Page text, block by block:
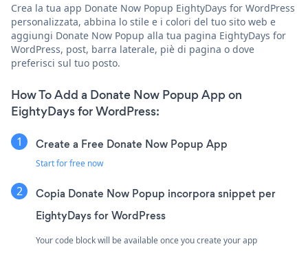
Crea la tua app Donate Now Popup EightyDays for WordPress
personalizzata, abbina lo stile e i colori del tuo sito web e
aggiungi Donate Now Popup alla tua pagina EightyDays for
WordPress, post, barra laterale, piè di pagina o dove
preferisci sul tuo posto.
How To Add a Donate Now Popup App on
EightyDays for WordPress:
Create a Free Donate Now Popup App
Start for free now
Copia Donate Now Popup incorpora snippet per
EightyDays for WordPress
Your code block will be available once you create your app